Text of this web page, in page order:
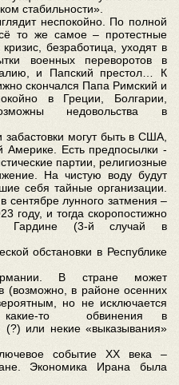
стабильности».
неспокойно. По полной
то же самое – протестные
безработица, уходят в
военных переворотов в
и Папский престол… К
скончался Папа Римский и
в Греции, Болгарии,
недовольства в
могут быть в США,
Есть предпосылки -
партии, религиозные
На чистую воду будут
себя тайные организации.
сентябре лунного затмения –
году, и тогда скоропостижно
Гардине (3-й случай в
обстановки в Республике
В стране может
(возможно, в районе осенних
но не исключается
то обвинения в
(?) или некие «выказывания»
событие XX века –
Экономика Ирана была